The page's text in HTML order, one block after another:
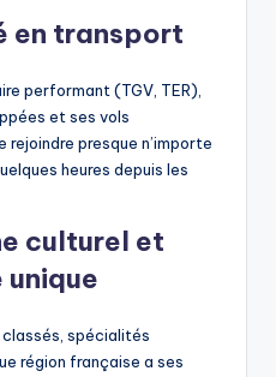
en transport
performant (TGV, TER),
et ses vols
presque n’importe
heures depuis les
culturel et
spécialités
région française a ses